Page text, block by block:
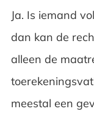
Ja. Is iemand
dan kan de
alleen de
meestal een